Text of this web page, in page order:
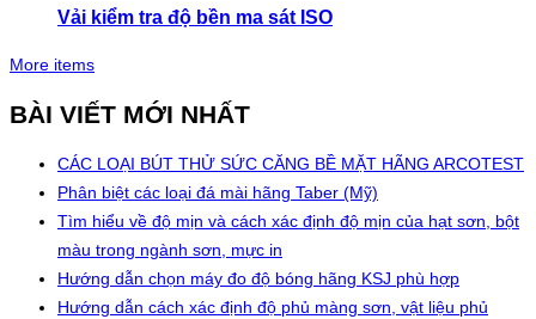
Vải kiểm tra độ bền ma sát ISO
More items
BÀI VIẾT MỚI NHẤT
CÁC LOẠI BÚT THỬ SỨC CĂNG BỀ MẶT HÃNG ARCOTEST
Phân biệt các loại đá mài hãng Taber (Mỹ)
Tìm hiểu về độ mịn và cách xác định độ mịn của hạt sơn, bột
màu trong ngành sơn, mực in
Hướng dẫn chọn máy đo độ bóng hãng KSJ phù hợp
Hướng dẫn cách xác định độ phủ màng sơn, vật liệu phủ